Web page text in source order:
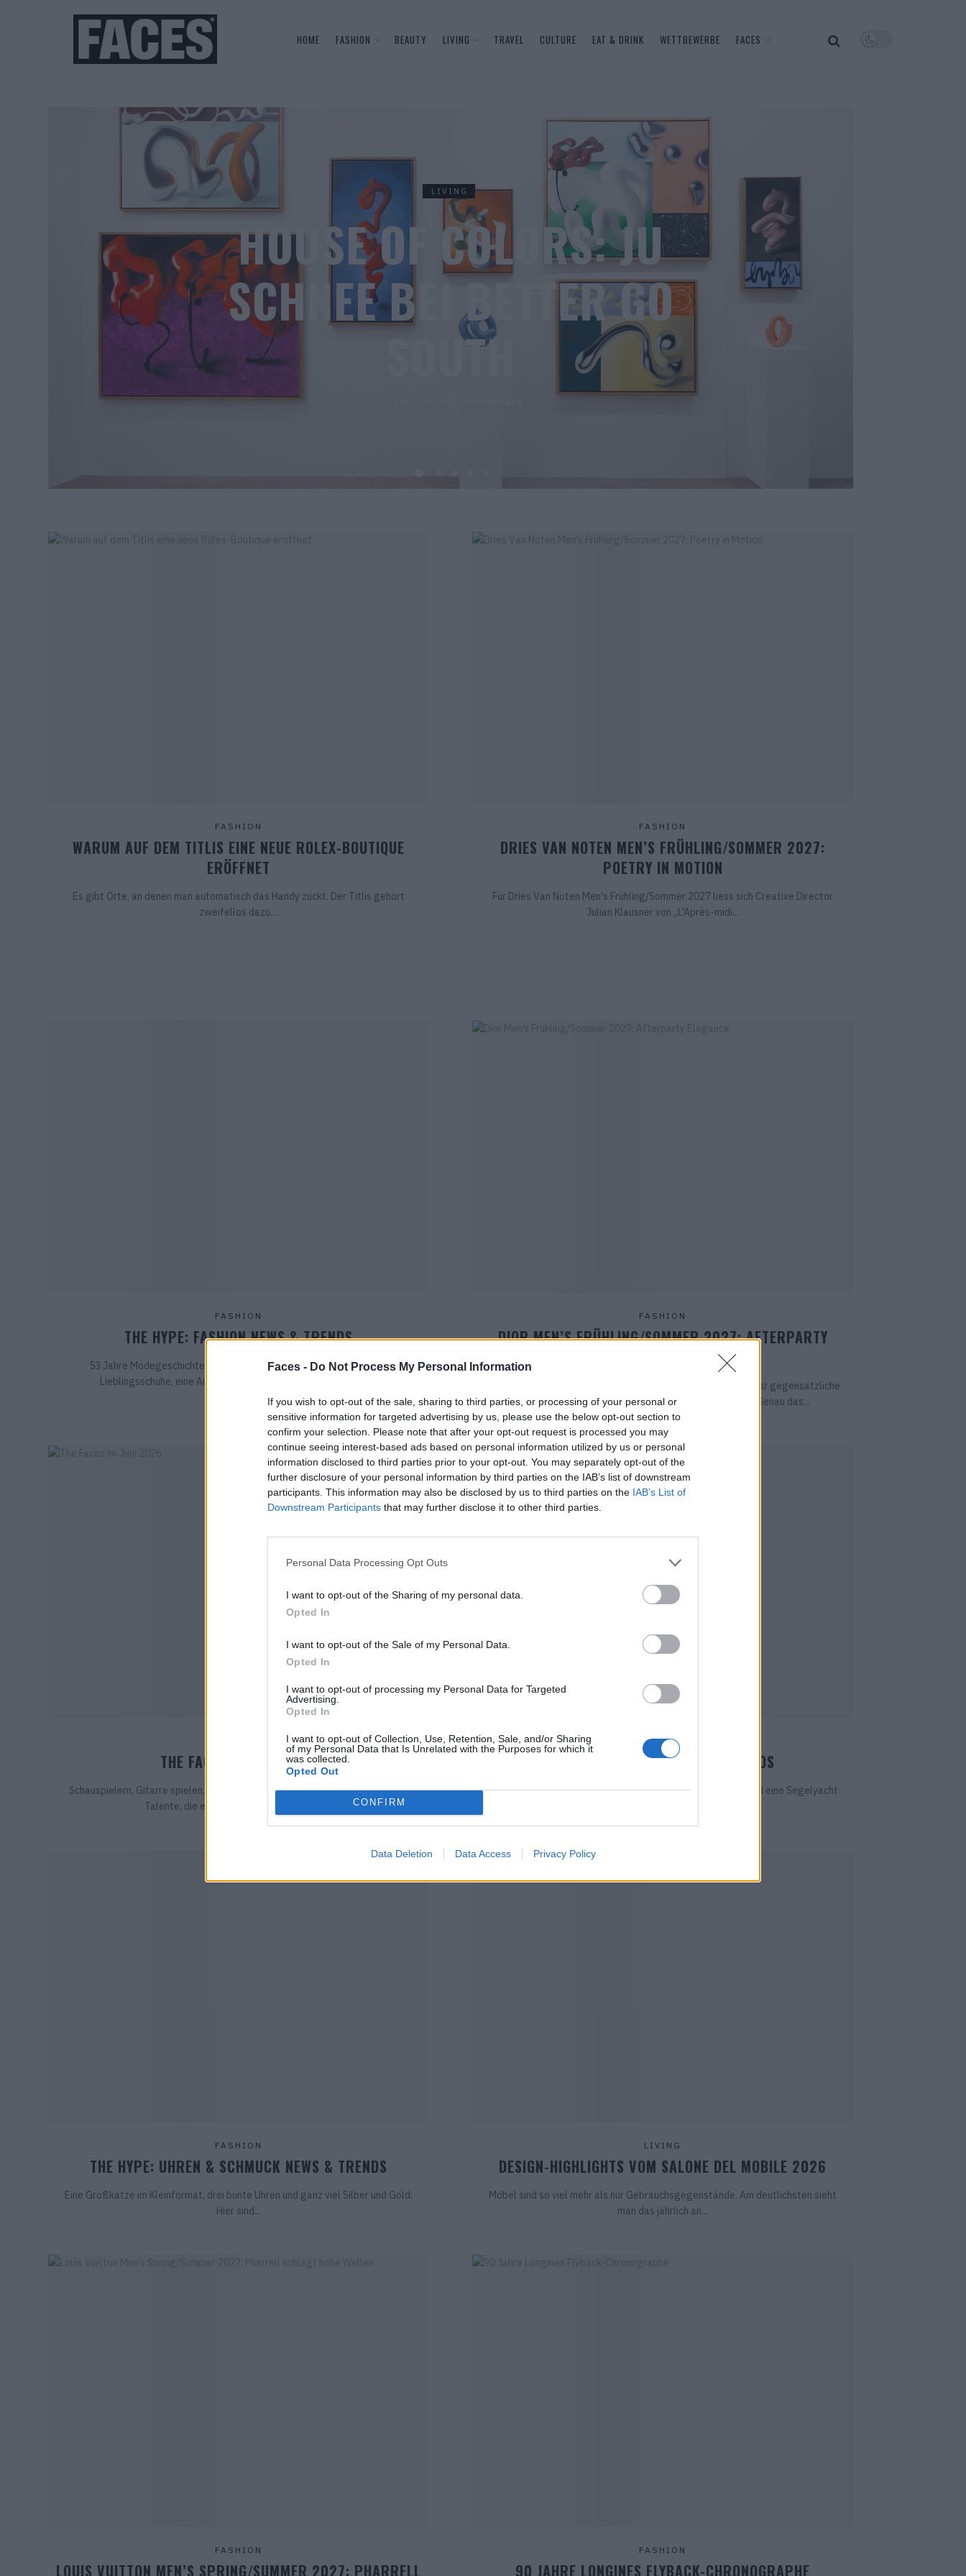
Faces - Do Not Process My Personal Information
If you wish to opt-out of the sale, sharing to third parties, or processing of your personal or
sensitive information for targeted advertising by us, please use the below opt-out section to
confirm your selection. Please note that after your opt-out request is processed you may
continue seeing interest-based ads based on personal information utilized by us or personal
information disclosed to third parties prior to your opt-out. You may separately opt-out of the
further disclosure of your personal information by third parties on the IAB’s list of downstream
participants. This information may also be disclosed by us to third parties on the IAB’s List of
Downstream Participants that may further disclose it to other third parties.
Personal Data Processing Opt Outs
I want to opt-out of the Sharing of my personal data.
Opted In
I want to opt-out of the Sale of my Personal Data.
Opted In
I want to opt-out of processing my Personal Data for Targeted
Advertising.
Opted In
I want to opt-out of Collection, Use, Retention, Sale, and/or Sharing
of my Personal Data that Is Unrelated with the Purposes for which it
was collected.
Opted Out
CONFIRM
Data Deletion Data Access Privacy Policy
HOME FASHION BEAUTY LIVING TRAVEL CULTURE EAT & DRINK WETTBEWERBE FACES
LIVING
HOUSE OF COLORS: JU
SCHNEE BEI BETTER GO
SOUTH
FASHION
WARUM AUF DEM TITLIS EINE NEUE ROLEX-BOUTIQUE
ERÖFFNET
Es gibt Orte, an denen man automatisch das Handy zückt. Der Titlis gehört
zweifellos dazu....
FASHION
DRIES VAN NOTEN MEN’S FRÜHLING/SOMMER 2027:
POETRY IN MOTION
Für Dries Van Noten Men's Frühling/Sommer 2027 liess sich Creative Director
Julian Klausner von „L'Après-midi...
FASHION
THE HYPE: FASHION NEWS & TRENDS
53 Jahre Modegeschichte zwischen zwei Buchdeckeln, kontroverse
Lieblingsschuhe, eine Ausstellung in London und der perfekte...
FASHION
DIOR MEN’S FRÜHLING/SOMMER 2027: AFTERPARTY
Jonathan Anderson besitzt ein seltenes Talent dafür, scheinbar gegensätzliche
Welten ganz selbstverständlich zusammenzubringen. Genau das...
THE FACES IM JUNI 2026
Schauspielern, Gitarre spielen, Beautyprodukte kreieren… Die Welt ist voller
Talente, die entdeckt werden wollen. Wir...
TRAVEL
THE HYPE: TRAVEL NEWS & TRENDS
Absolute Ruhe auf Menorca, unzerstörbare Gepäckstücke und eine Segelyacht
FASHION
THE HYPE: UHREN & SCHMUCK NEWS & TRENDS
Eine Großkatze im Kleinformat, drei bunte Uhren und ganz viel Silber und Gold:
Hier sind...
LIVING
DESIGN-HIGHLIGHTS VOM SALONE DEL MOBILE 2026
Möbel sind so viel mehr als nur Gebrauchsgegenstände. Am deutlichsten sieht
man das jährlich an...
FASHION
LOUIS VUITTON MEN’S SPRING/SUMMER 2027: PHARRELL
FASHION
90 JAHRE LONGINES FLYBACK-CHRONOGRAPHE